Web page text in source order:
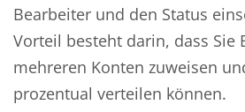
Bearbeiter und den Status
Vorteil besteht darin, dass Sie
mehreren Konten zuweisen
prozentual verteilen können.